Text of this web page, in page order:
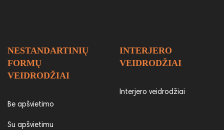
NESTANDARTINIŲ
FORMŲ
VEIDRODŽIAI
Be apšvietimo
Su apšvietimu
INTERJERO
VEIDRODŽIAI
Interjero veidrodžiai